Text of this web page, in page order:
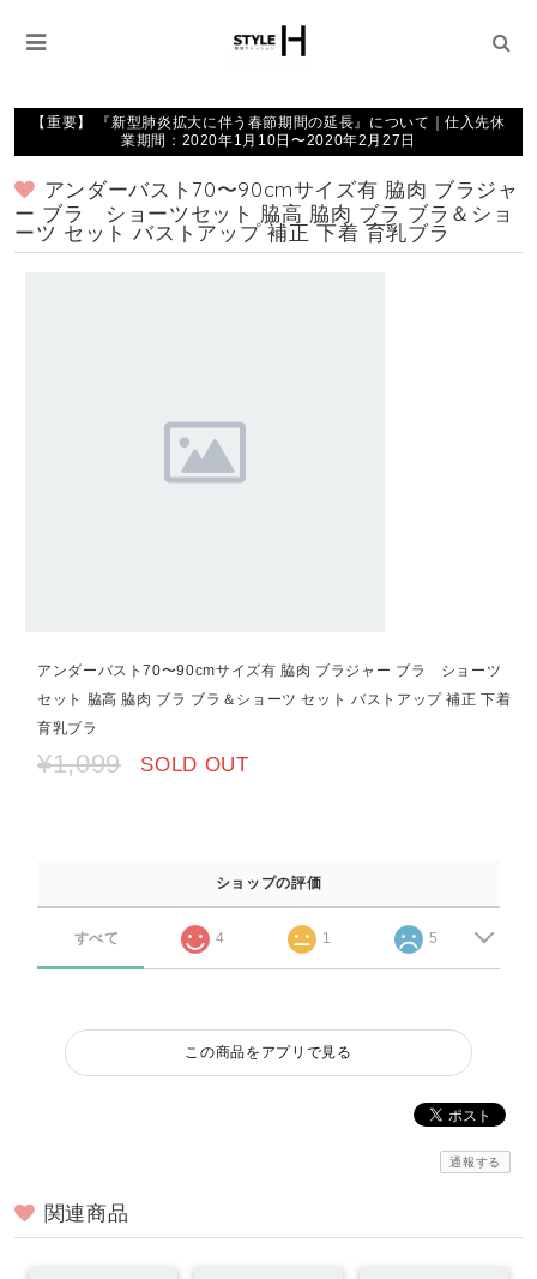
【重要】 『新型肺炎拡大に伴う春節期間の延長』について｜仕入先休
業期間：2020年1月10日〜2020年2月27日
アンダーバスト70〜90cmサイズ有 脇肉 ブラジャ
ー ブラ ショーツセット 脇高 脇肉 ブラ ブラ＆ショ
ーツ セット バストアップ 補正 下着 育乳ブラ
アンダーバスト70〜90cmサイズ有 脇肉 ブラジャー ブラ ショーツ
セット 脇高 脇肉 ブラ ブラ＆ショーツ セット バストアップ 補正 下着
育乳ブラ
¥1,099 SOLD OUT
ショップの評価
すべて 4 1 5
この商品をアプリで見る
通報する
関連商品